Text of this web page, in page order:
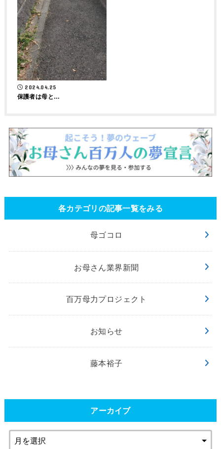
2024.04.25
保護者は母と…
各カテゴリの記事一覧をみる
母ゴコロ
お母さん業界新聞
百万母力プロジェクト
お知らせ
藤本裕子
アーカイブ